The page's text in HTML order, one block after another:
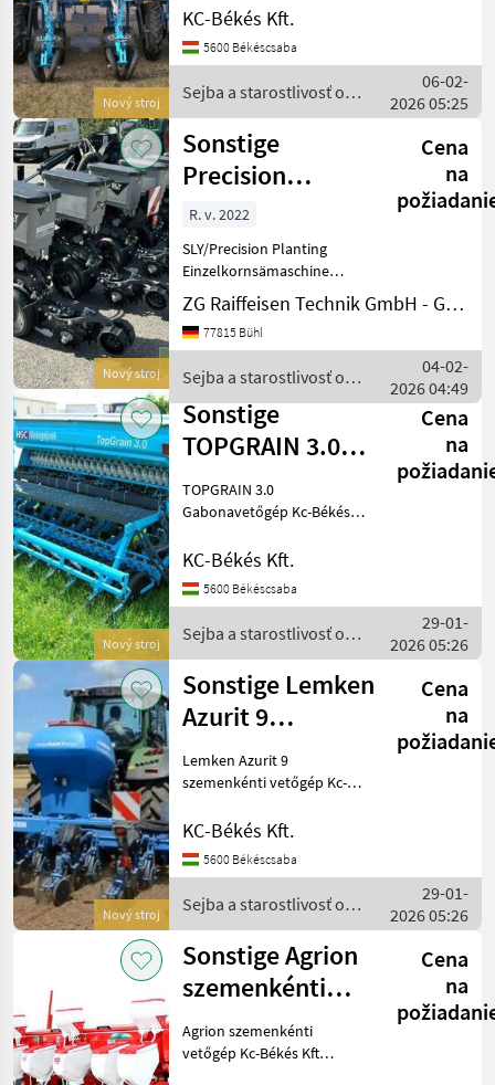
Nový stroj
Bék
Érdeklődők! Szemenkénti
kivitelben
TOPCORN 4.0, 6.0 TOPCORN
4.0
KC-Békés Kft.
5600 Békéscsaba
Sejba a starostlivosť o
plodinu / Sonstige
06-02-
2026 05:25
Nový stroj
Sonstige
Precision
Planting EK-
Sämaschine
Cena
na
R. v. 2022
SLY/Precision Planting
Einzelkornsämaschine
bestehend aus: - - SLY
Agrisem Rahmen mit U-
Klappung - Elektronische
inkl. SRMs und PDM - 8x Pr
ZG Raiffeisen Technik GmbH - Gebrauchtmaschinenzentrum
77815 Bühl
Sejba a starostlivosť o
plodinu / Sonstige
04-02-
2026 04:49
Nový stroj
Sonstige
TOPGRAIN 3.0
Gabonavetőgép
Kc-Békés Kft
Cena
na
TOPGRAIN 3.0
Gabonavetőgép Kc-Békés
TOPGRAIN 3.0
Magtartály: 460 liter
Teljesítményi
KC-Békés Kft.
5600 Békéscsaba
Sejba a starostlivosť o
plodinu / Sonstige
29-01-
2026 05:26
Nový stroj
Sonstige Lemken
Azurit 9
szemenkénti
vetőgép Kc-
Cena
na
Lemken Azurit 9
szemenkénti vetőgép Kc-
Lemken Azurit 9
kedvező feltételekkel. A
vetéstechnológiai gy
KC-Békés Kft.
5600 Békéscsaba
Sejba a starostlivosť o
plodinu / Sonstige
29-01-
2026 05:26
Sonstige Agrion
szemenkénti
vetőgép Kc-
Békés Kft
Cena
na
Agrion szemenkénti
vetőgép Kc-Békés Kft